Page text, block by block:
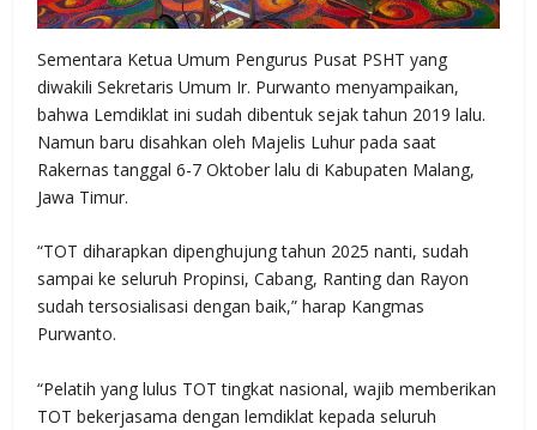
Sementara Ketua Umum Pengurus Pusat PSHT yang
diwakili Sekretaris Umum Ir. Purwanto menyampaikan,
bahwa Lemdiklat ini sudah dibentuk sejak tahun 2019 lalu.
Namun baru disahkan oleh Majelis Luhur pada saat
Rakernas tanggal 6-7 Oktober lalu di Kabupaten Malang,
Jawa Timur.
“TOT diharapkan dipenghujung tahun 2025 nanti, sudah
sampai ke seluruh Propinsi, Cabang, Ranting dan Rayon
sudah tersosialisasi dengan baik,” harap Kangmas
Purwanto.
“Pelatih yang lulus TOT tingkat nasional, wajib memberikan
TOT bekerjasama dengan lemdiklat kepada seluruh